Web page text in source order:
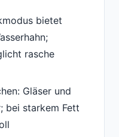
bietet
rasche
Gläser und
bei starkem Fett